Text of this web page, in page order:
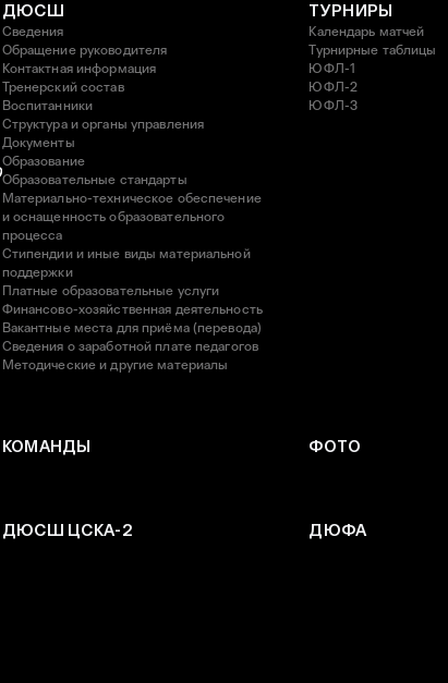
ДЮСШ
Сведения
Обращение руководителя
Контактная информация
Тренерский состав
Воспитанники
Структура и органы управления
Документы
Образование
Образовательные стандарты
Материально-техническое обеспечение
и оснащенность образовательного
процесса
Стипендии и иные виды материальной
поддержки
Платные образовательные услуги
Финансово-хозяйственная деятельность
Вакантные места для приёма (перевода)
Сведения о заработной плате педагогов
Методические и другие материалы
ТУРНИРЫ
Календарь матчей
Турнирные таблицы
ЮФЛ-1
ЮФЛ-2
ЮФЛ-3
КОМАНДЫ ФОТО
ДЮСШ ЦСКА-2 ДЮФА